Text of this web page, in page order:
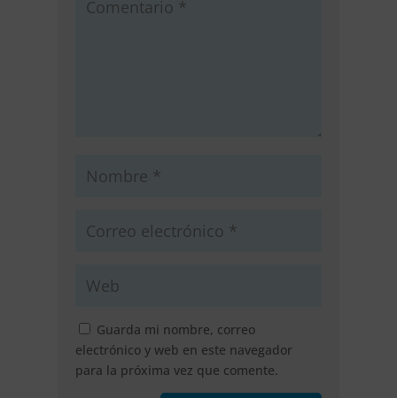
Guarda mi nombre, correo
electrónico y web en este navegador
para la próxima vez que comente.